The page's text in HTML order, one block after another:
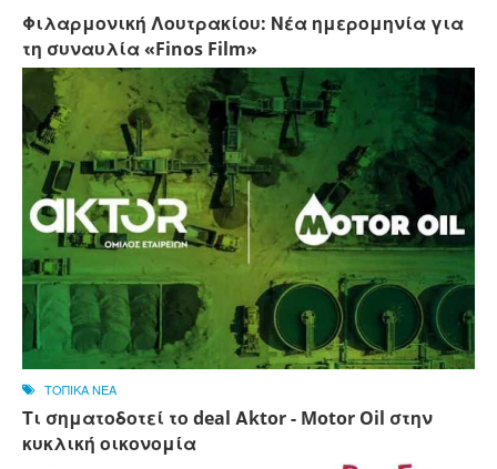
Φιλαρμονική Λουτρακίου: Νέα ημερομηνία για
τη συναυλία «Finos Film»
ΤΟΠΙΚΑ ΝΕΑ
Τι σηματοδοτεί το deal Αktor - Motor Oil στην
κυκλική οικονομία